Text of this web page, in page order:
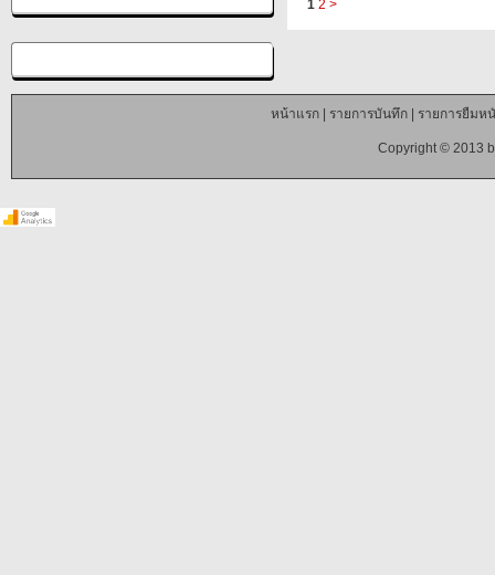
1 2 >
หน้าแรก| รายการบันทึก| รายการยืมห
Copyright © 2013